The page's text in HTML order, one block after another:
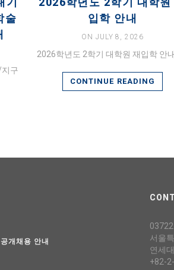
술
구
입학 안내
ON JULY 8, 2026
2026학년도 2학기 대학원 재입학 안
CONTINUE READING
개채용 안내
03722
서울
연세
+82-